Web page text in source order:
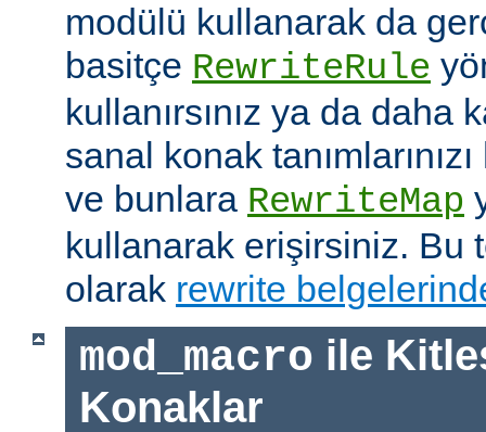
modülü kullanarak da
basitçe RewriteRule
kullanırsınız ya da daha
sanal konak
ve bunlara RewriteMap
kullanarak erişirsiniz. Bu
olarak rewrite
mod_macro ile
Konaklar